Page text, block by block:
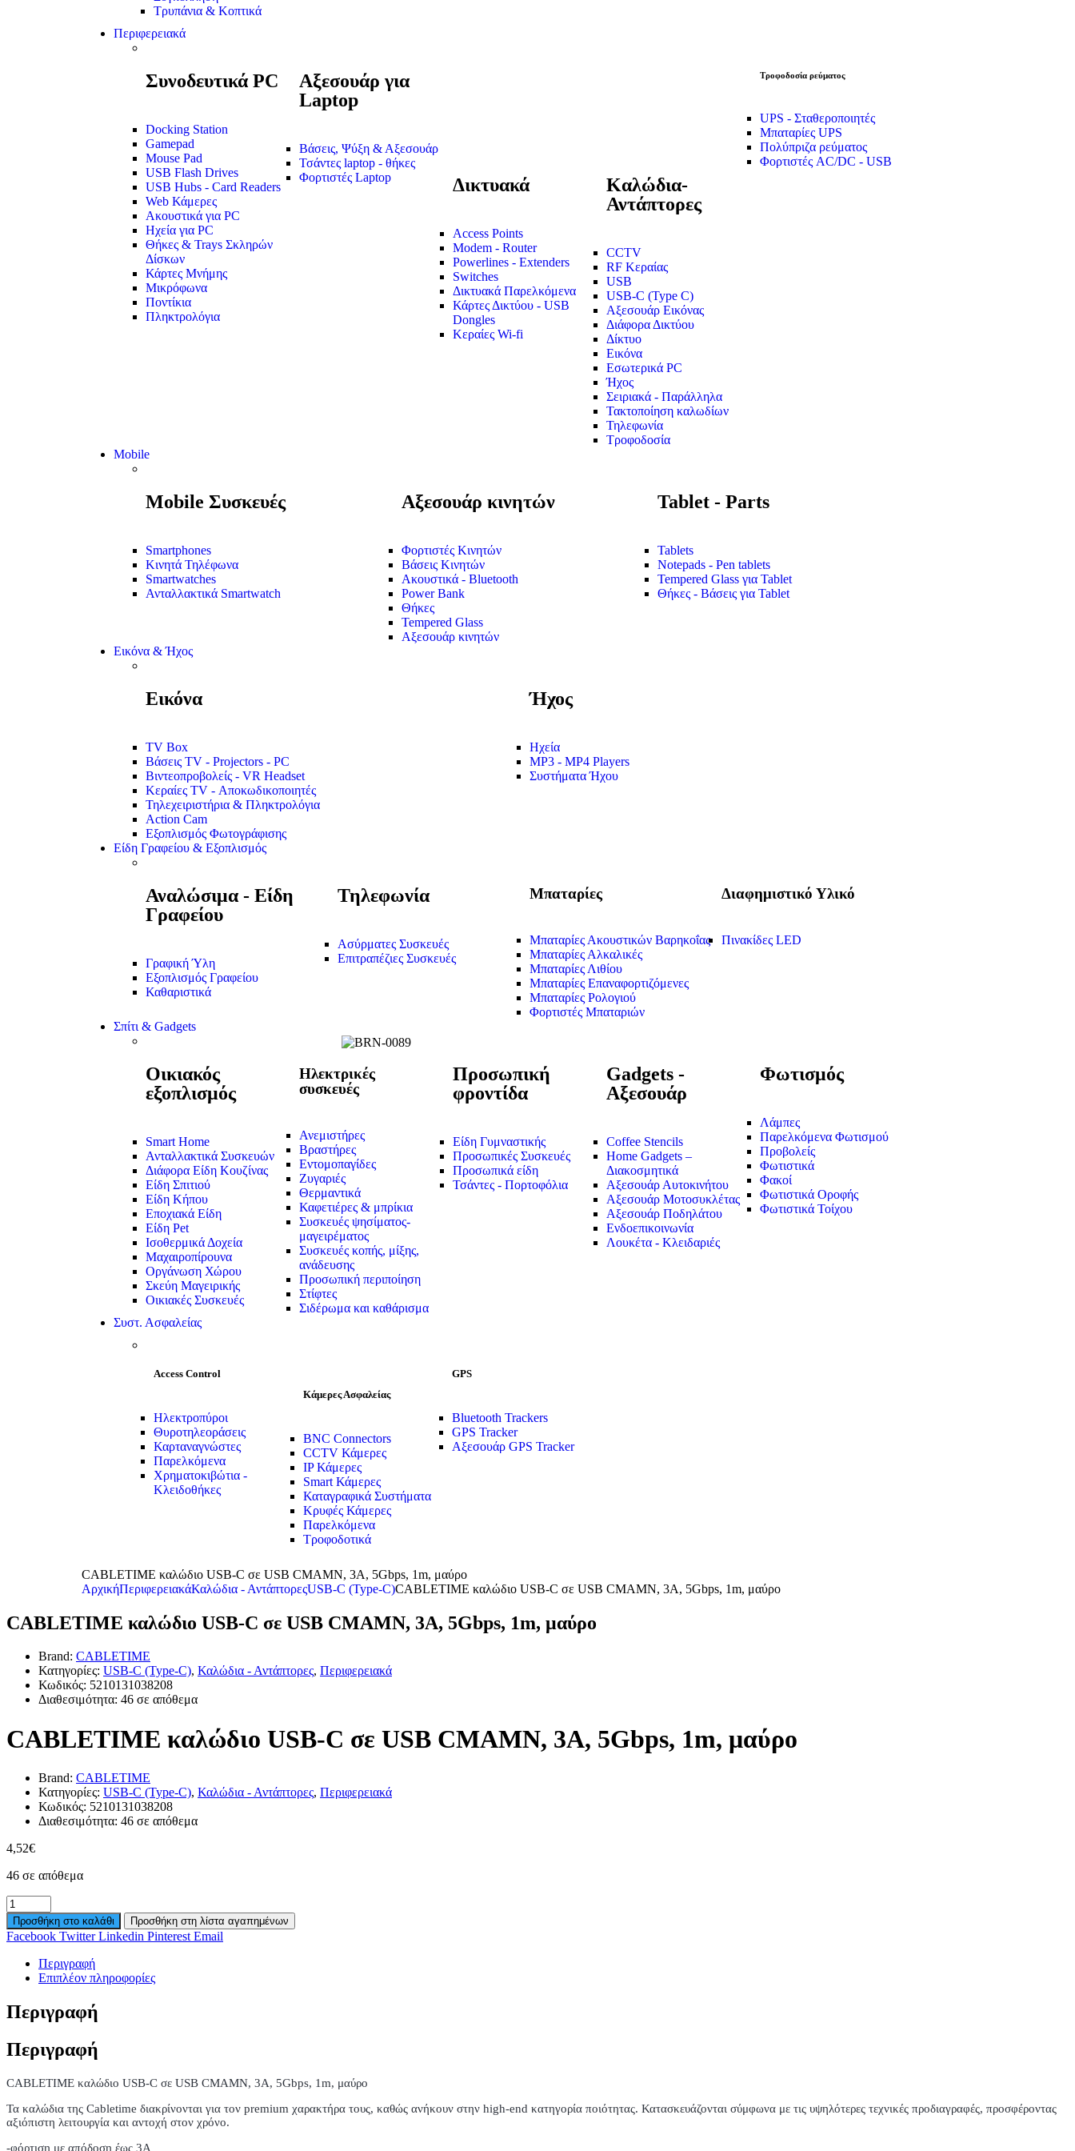
Τρυπάνια & Κοπτικά
Περιφερειακά
Συνοδευτικά PC
Docking Station
Gamepad
Mouse Pad
USB Flash Drives
USB Hubs - Card Readers
Web Κάμερες
Ακουστικά για PC
Ηχεία για PC
Θήκες & Trays Σκληρών
Δίσκων
Κάρτες Μνήμης
Μικρόφωνα
Ποντίκια
Πληκτρολόγια
Αξεσουάρ για
Laptop
Βάσεις, Ψύξη & Αξεσουάρ
Τσάντες laptop - θήκες
Φορτιστές Laptop
Δικτυακά
Access Points
Modem - Router
Powerlines - Extenders
Switches
Δικτυακά Παρελκόμενα
Κάρτες Δικτύου - USB
Dongles
Κεραίες Wi-fi
Καλώδια-
Αντάπτορες
CCTV
RF Κεραίας
USB
USB-C (Type C)
Αξεσουάρ Εικόνας
Διάφορα Δικτύου
Δίκτυο
Εικόνα
Εσωτερικά PC
Ήχος
Σειριακά - Παράλληλα
Τακτοποίηση καλωδίων
Τηλεφωνία
Τροφοδοσία
Τροφοδοσία ρεύματος
UPS - Σταθεροποιητές
Μπαταρίες UPS
Πολύπριζα ρεύματος
Φορτιστές AC/DC - USB
Mobile
Mobile Συσκευές
Smartphones
Κινητά Τηλέφωνα
Smartwatches
Ανταλλακτικά Smartwatch
Αξεσουάρ κινητών
Φορτιστές Κινητών
Βάσεις Κινητών
Ακουστικά - Bluetooth
Power Bank
Θήκες
Tempered Glass
Αξεσουάρ κινητών
Tablet - Parts
Tablets
Notepads - Pen tablets
Tempered Glass για Tablet
Θήκες - Βάσεις για Tablet
Εικόνα & Ήχος
Εικόνα
TV Box
Βάσεις TV - Projectors - PC
Βιντεοπροβολείς - VR Headset
Κεραίες TV - Αποκωδικοποιητές
Τηλεχειριστήρια & Πληκτρολόγια
Action Cam
Εξοπλισμός Φωτογράφισης
Ήχος
Ηχεία
MP3 - MP4 Players
Συστήματα Ήχου
Είδη Γραφείου & Εξοπλισμός
Αναλώσιμα - Είδη
Γραφείου
Γραφική Ύλη
Εξοπλισμός Γραφείου
Καθαριστικά
Τηλεφωνία
Ασύρματες Συσκευές
Επιτραπέζιες Συσκευές
Μπαταρίες
Μπαταρίες Ακουστικών Βαρηκοΐας
Μπαταρίες Αλκαλικές
Μπαταρίες Λιθίου
Μπαταρίες Επαναφορτιζόμενες
Μπαταρίες Ρολογιού
Φορτιστές Μπαταριών
Διαφημιστικό Υλικό
Πινακίδες LED
Σπίτι & Gadgets
Οικιακός
εξοπλισμός
Smart Home
Ανταλλακτικά Συσκευών
Διάφορα Είδη Κουζίνας
Είδη Σπιτιού
Είδη Κήπου
Εποχιακά Είδη
Είδη Pet
Ισοθερμικά Δοχεία
Μαχαιροπίρουνα
Οργάνωση Χώρου
Σκεύη Μαγειρικής
Οικιακές Συσκευές
Ηλεκτρικές
συσκευές
Ανεμιστήρες
Βραστήρες
Εντομοπαγίδες
Ζυγαριές
Θερμαντικά
Καφετιέρες & μπρίκια
Συσκευές ψησίματος-
μαγειρέματος
Συσκευές κοπής, μίξης,
ανάδευσης
Προσωπική περιποίηση
Στίφτες
Σιδέρωμα και καθάρισμα
Προσωπική
φροντίδα
Είδη Γυμναστικής
Προσωπικές Συσκευές
Προσωπικά είδη
Τσάντες - Πορτοφόλια
Gadgets -
Αξεσουάρ
Coffee Stencils
Home Gadgets –
Διακοσμητικά
Αξεσουάρ Αυτοκινήτου
Αξεσουάρ Μοτοσυκλέτας
Αξεσουάρ Ποδηλάτου
Ενδοεπικοινωνία
Λουκέτα - Κλειδαριές
Φωτισμός
Λάμπες
Παρελκόμενα Φωτισμού
Προβολείς
Φωτιστικά
Φακοί
Φωτιστικά Οροφής
Φωτιστικά Τοίχου
Συστ. Ασφαλείας
Access Control
Ηλεκτροπύροι
Θυροτηλεοράσεις
Καρταναγνώστες
Παρελκόμενα
Χρηματοκιβώτια -
Κλειδοθήκες
Κάμερες Ασφαλείας
BNC Connectors
CCTV Κάμερες
IP Κάμερες
Smart Κάμερες
Καταγραφικά Συστήματα
Κρυφές Κάμερες
Παρελκόμενα
Τροφοδοτικά
GPS
Bluetooth Trackers
GPS Tracker
Αξεσουάρ GPS Tracker
CABLETIME καλώδιο USB-C σε USB CMAMN, 3A, 5Gbps, 1m, μαύρο
ΑρχικήΠεριφερειακάΚαλώδια - ΑντάπτορεςUSB-C (Type-C)CABLETIME καλώδιο USB-C σε USB CMAMN, 3A, 5Gbps, 1m, μαύρο
CABLETIME καλώδιο USB-C σε USB CMAMN, 3A, 5Gbps, 1m, μαύρο
Brand: CABLETIME
Κατηγορίες: USB-C (Type-C), Καλώδια - Αντάπτορες, Περιφερειακά
Κωδικός: 5210131038208
Διαθεσιμότητα: 46 σε απόθεμα
CABLETIME καλώδιο USB-C σε USB CMAMN, 3A, 5Gbps, 1m, μαύρο
Brand: CABLETIME
Κατηγορίες: USB-C (Type-C), Καλώδια - Αντάπτορες, Περιφερειακά
Κωδικός: 5210131038208
Διαθεσιμότητα: 46 σε απόθεμα
4,52€
46 σε απόθεμα
Προσθήκη στο καλάθι Προσθήκη στη λίστα αγαπημένων
Facebook Twitter Linkedin Pinterest Email
Περιγραφή
Επιπλέον πληροφορίες
Περιγραφή
Περιγραφή
CABLETIME καλώδιο USB-C σε USB CMAMN, 3A, 5Gbps, 1m, μαύρο
Τα καλώδια της Cabletime διακρίνονται για τον premium χαρακτήρα τους, καθώς ανήκουν στην high-end κατηγορία ποιότητας. Κατασκευάζονται σύμφωνα με τις υψηλότερες τεχνικές προδιαγραφές, προσφέροντας
αξιόπιστη λειτουργία και αντοχή στον χρόνο.
-φόρτιση με απόδοση έως 3A